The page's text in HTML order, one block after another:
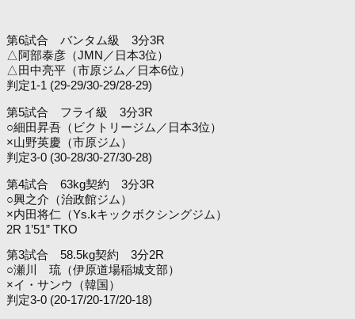
第6試合 バンタム級 3分3R
△阿部泰彦（JMN／日本3位）
△田中亮平（市原ジム／日本6位）
判定1-1 (29-29/30-29/28-29)
第5試合 フライ級 3分3R
○細田昇吾（ビクトリージム／日本3位）
×山野英慶（市原ジム）
判定3-0 (30-28/30-27/30-28)
第4試合 63kg契約 3分3R
○興之介（治政館ジム）
×内田将仁（Ys.kキックボクシングジム）
2R 1’51” TKO
第3試合 58.5kg契約 3分2R
○瀬川 琉（伊原道場稲城支部）
×イ・サンウ（韓国）
判定3-0 (20-17/20-17/20-18)